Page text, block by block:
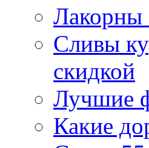
Лакорны
Сливы
скидкой
Лучшие
Какие